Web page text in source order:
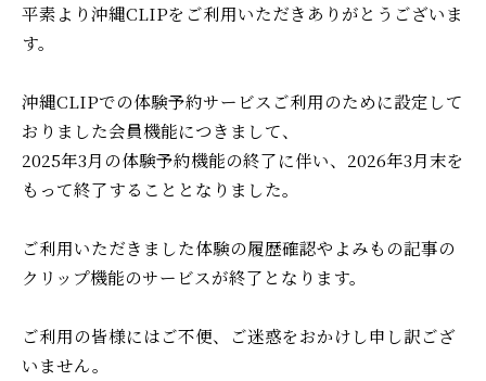
平素より沖縄CLIPをご利用いただきありがとうございま
す。
沖縄CLIPでの体験予約サービスご利用のために設定して
おりました会員機能につきまして、
2025年3月の体験予約機能の終了に伴い、2026年3月末を
もって終了することとなりました。
ご利用いただきました体験の履歴確認やよみもの記事の
クリップ機能のサービスが終了となります。
ご利用の皆様にはご不便、ご迷惑をおかけし申し訳ござ
いません。